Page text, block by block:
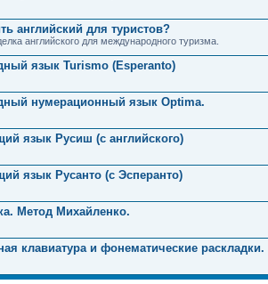
английский для туристов?
английского для международного туризма.
язык Turismo (Esperanto)
нумерационный язык Optima.
язык Русиш (с английского)
язык Русанто (с Эсперанто)
Метод Михайленко.
клавиатура и фонематические раскладки.